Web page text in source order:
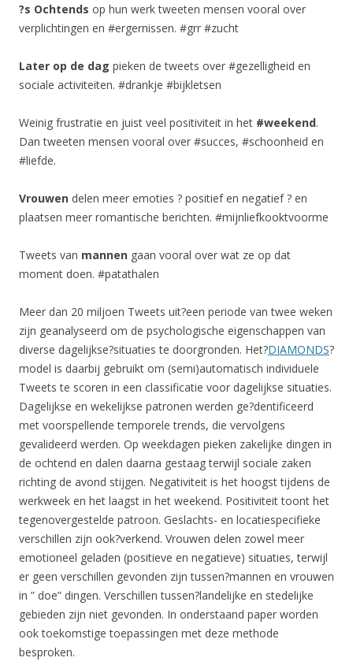
?s Ochtends op hun werk tweeten mensen vooral over
verplichtingen en #ergernissen. #grr #zucht
Later op de dag pieken de tweets over #gezelligheid en
sociale activiteiten. #drankje #bijkletsen
Weinig frustratie en juist veel positiviteit in het #weekend.
Dan tweeten mensen vooral over #succes, #schoonheid en
#liefde.
Vrouwen delen meer emoties ? positief en negatief ? en
plaatsen meer romantische berichten. #mijnliefkooktvoorme
Tweets van mannen gaan vooral over wat ze op dat
moment doen. #patathalen
Meer dan 20 miljoen Tweets uit?een periode van twee weken
zijn geanalyseerd om de psychologische eigenschappen van
diverse dagelijkse?situaties te doorgronden. Het?DIAMONDS?
model is daarbij gebruikt om (semi)automatisch individuele
Tweets te scoren in een classificatie voor dagelijkse situaties.
Dagelijkse en wekelijkse patronen werden ge?dentificeerd
met voorspellende temporele trends, die vervolgens
gevalideerd werden. Op weekdagen pieken zakelijke dingen in
de ochtend en dalen daarna gestaag terwijl sociale zaken
richting de avond stijgen. Negativiteit is het hoogst tijdens de
werkweek en het laagst in het weekend. Positiviteit toont het
tegenovergestelde patroon. Geslachts- en locatiespecifieke
verschillen zijn ook?verkend. Vrouwen delen zowel meer
emotioneel geladen (positieve en negatieve) situaties, terwijl
er geen verschillen gevonden zijn tussen?mannen en vrouwen
in ” doe” dingen. Verschillen tussen?landelijke en stedelijke
gebieden zijn niet gevonden. In onderstaand paper worden
ook toekomstige toepassingen met deze methode
besproken.